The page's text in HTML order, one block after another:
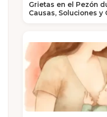
Grietas en el Pezón
Causas, Soluciones